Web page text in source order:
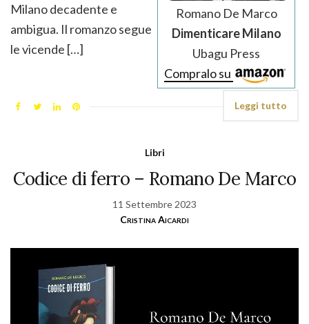
Romano De Marco
Dimenticare Milano
Ubagu Press
Compralo su
Milano decadente e
ambigua. Il romanzo segue
le vicende […]
Leggi tutto
Libri
Codice di ferro – Romano De Marco
11 Settembre 2023
Cristina Aicardi